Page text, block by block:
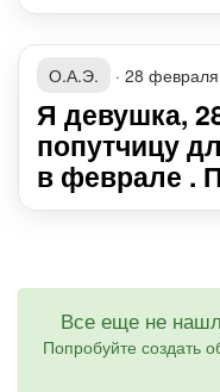
О.А.Э. · 28 февраля
Я девушка,
попутчицу
в феврале .
Все еще не
Попробуйте создать